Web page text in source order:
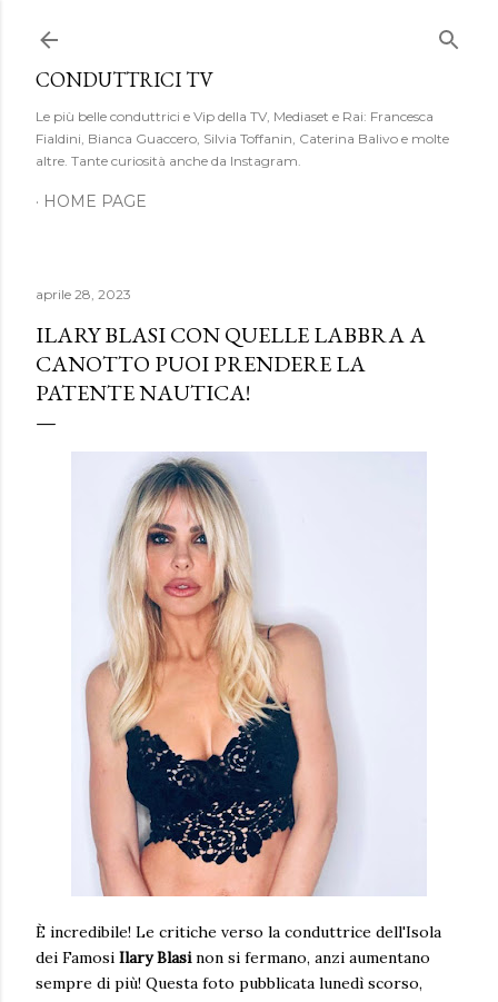
CONDUTTRICI TV
Le più belle conduttrici e Vip della TV, Mediaset e Rai: Francesca
Fialdini, Bianca Guaccero, Silvia Toffanin, Caterina Balivo e molte
altre. Tante curiosità anche da Instagram.
HOME PAGE
aprile 28, 2023
ILARY BLASI CON QUELLE LABBRA A
CANOTTO PUOI PRENDERE LA
PATENTE NAUTICA!
È incredibile! Le critiche verso la conduttrice dell'Isola
dei Famosi Ilary Blasinon si fermano, anzi aumentano
sempre di più! Questa foto pubblicata lunedì scorso,